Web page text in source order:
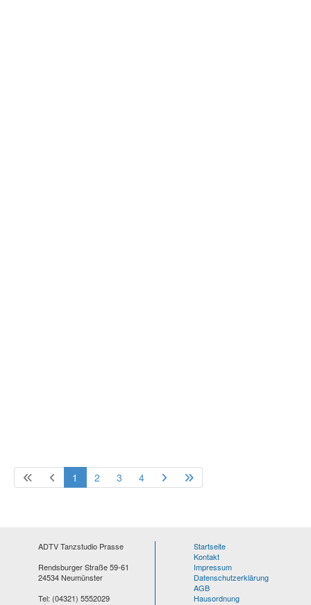
1 2 3 4
ADTV Tanzstudio Prasse
Rendsburger Straße 59-61
24534 Neumünster
Tel: (04321) 5552029
Startseite
Kontakt
Impressum
Datenschutzerklärung
AGB
Hausordnung